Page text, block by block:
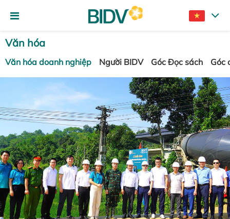
Văn hóa
Văn hóa doanh nghiệp Người BIDV Góc Đọc sách Góc